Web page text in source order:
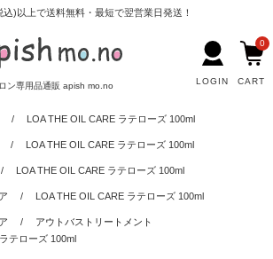
込)以上で送料無料・最短で翌営業日発送！
ン専用品通販 apish mo.no LOGIN CART
0
LOA THE OIL CARE ラテローズ 100ml
LOA THE OIL CARE ラテローズ 100ml
LOA THE OIL CARE ラテローズ 100ml
LOA THE OIL CARE ラテローズ 100ml
アウトバストリートメント
テローズ 100ml